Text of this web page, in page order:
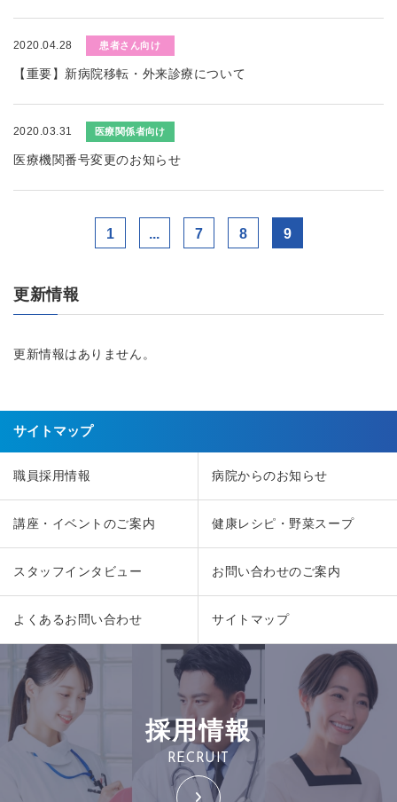
2020.04.28 患者さん向け
【重要】新病院移転・外来診療について
2020.03.31 医療関係者向け
医療機関番号変更のお知らせ
1 ... 7 8 9
更新情報
更新情報はありません。
サイトマップ
職員採用情報 病院からのお知らせ
講座・イベントのご案内 健康レシピ・野菜スープ
スタッフインタビュー お問い合わせのご案内
よくあるお問い合わせ サイトマップ
採用情報
RECRUIT